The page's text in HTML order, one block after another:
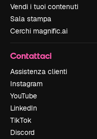
Vendi i tuoi contenuti
Sala stampa
Cerchi magnific.ai
Contattaci
Assistenza clienti
Instagram
YouTube
LinkedIn
TikTok
Discord